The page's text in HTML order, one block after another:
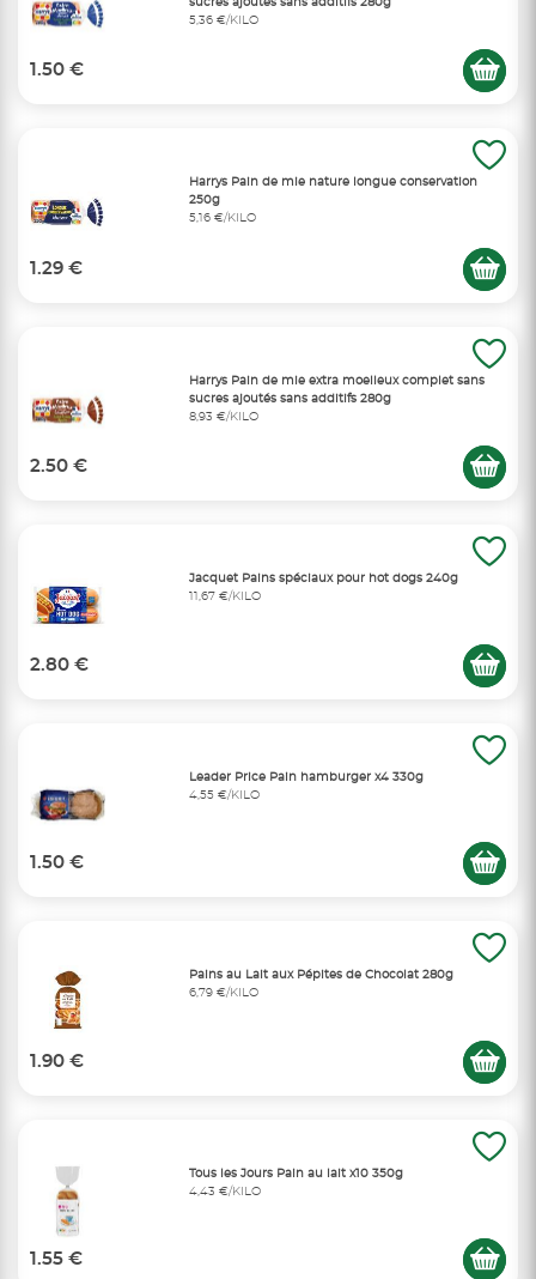
5,36 €/KILO
1.50 €
Harrys Pain de mie nature longue conservation
250g
5,16 €/KILO
1.29 €
Harrys Pain de mie extra moelleux complet sans
sucres ajoutés sans additifs 280g
8,93 €/KILO
2.50 €
Jacquet Pains spéciaux pour hot dogs 240g
11,67 €/KILO
2.80 €
Leader Price Pain hamburger x4 330g
4,55 €/KILO
1.50 €
Pains au Lait aux Pépites de Chocolat 280g
6,79 €/KILO
1.90 €
Tous les Jours Pain au lait x10 350g
4,43 €/KILO
1.55 €